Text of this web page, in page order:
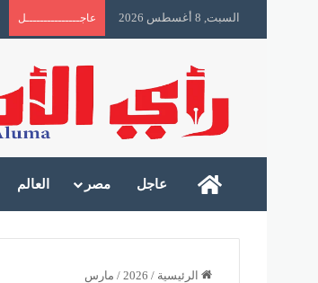
السبت, 8 أغسطس 2026 عاجـــــــــــــــل
رأى الأمة
عاجل مصر العالم
الرئيسية /
2026
/ مارس